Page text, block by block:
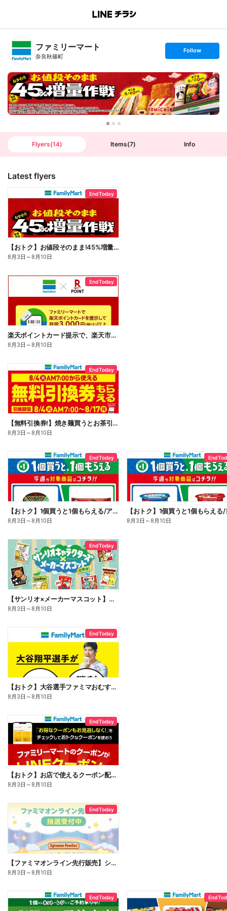
B
n
T
ファミリーマート
奈良秋篠町
s
t
o
l
l
o
w
Follow
Flyers(14) Items(7) Info
Latest flyers
End Today
【おトク】お値段そのまま!45%増量作戦!
8月3日 ～8月10日
End Today
楽天ポイントカード提示で、楽天市場でのお買い物がおトクに!
8月3日 ～8月10日
End Today
【無料引換券!】焼き麺買うとお茶引換券貰える!
8月3日 ～8月10日
End Today
【おトク】1個買うと1個もらえる/アイス
8月3日 ～8月10日
End
8月3日 ～8月10日
End Today
【サンリオ×メーカーマスコット】オリジナルグッズ貰える!
8月3日 ～8月10日
End Today
【おトク】大谷選手ファミマおむすび割
8月3日 ～8月10日
End Today
【おトク】お店で使えるクーポン配信中
8月3日 ～8月10日
End Today
【ファミマオンライン先行販売】シルバニアファミリー
8月3日 ～8月10日
End Today End